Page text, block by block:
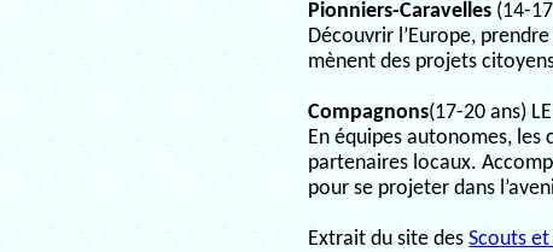
Pionniers-Caravelles (14-17
Découvrir l’Europe,
mènent des projets
Compagnons(17-20 ans)
En équipes autonomes, les
partenaires locaux.
pour se projeter dans
Extrait du site desScouts et